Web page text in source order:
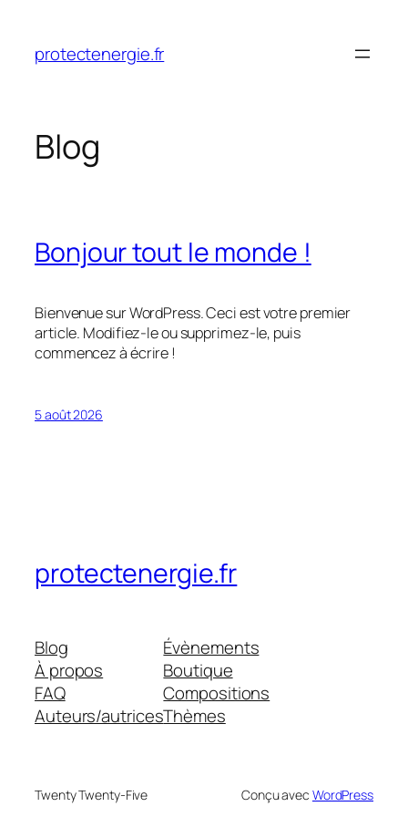
contenu
protectenergie.fr
Blog
Bonjour tout le monde !
Bienvenue sur WordPress. Ceci est votre premier
article. Modifiez-le ou supprimez-le, puis
commencez à écrire !
5 août 2026
protectenergie.fr
Blog
À propos
FAQ
Auteurs/autrices
Évènements
Boutique
Compositions
Thèmes
Twenty Twenty-Five Conçu avec WordPress